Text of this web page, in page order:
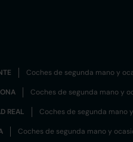
Coches de segunda mano y
Coches de segunda mano y
REAL Coches de segunda mano
Coches de segunda mano y